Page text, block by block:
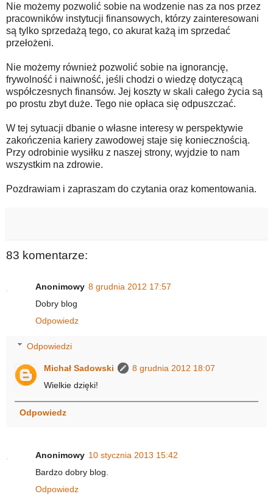
Nie możemy pozwolić sobie na wodzenie nas za nos przez
pracowników instytucji finansowych, którzy zainteresowani
są tylko sprzedażą tego, co akurat każą im sprzedać
przełożeni.
Nie możemy również pozwolić sobie na ignorancję,
frywolność i naiwność, jeśli chodzi o wiedzę dotyczącą
współczesnych finansów. Jej koszty w skali całego życia są
po prostu zbyt duże. Tego nie opłaca się odpuszczać.
W tej sytuacji dbanie o własne interesy w perspektywie
zakończenia kariery zawodowej staje się koniecznością.
Przy odrobinie wysiłku z naszej strony, wyjdzie to nam
wszystkim na zdrowie.
Pozdrawiam i zapraszam do czytania oraz komentowania.
83 komentarze:
Anonimowy 8 grudnia 2012 17:57
Dobry blog
Odpowiedz
Odpowiedzi
Michał Sadowski
8 grudnia 2012 18:07
Wielkie dzięki!
Odpowiedz
Anonimowy 10 stycznia 2013 15:42
Bardzo dobry blog.
Odpowiedz